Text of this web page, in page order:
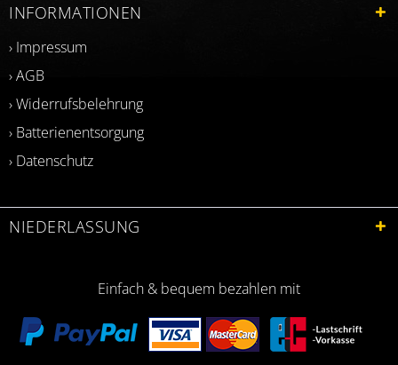
INFORMATIONEN
› Impressum
› AGB
› Widerrufsbelehrung
› Batterienentsorgung
› Datenschutz
NIEDERLASSUNG
Einfach & bequem bezahlen mit